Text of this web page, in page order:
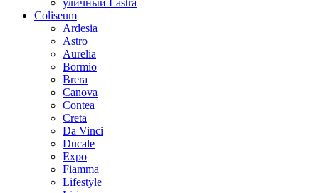
уличный Lastra
Coliseum
Ardesia
Astro
Aurelia
Bormio
Brera
Canova
Contea
Creta
Da Vinci
Ducale
Expo
Fiamma
Lifestyle